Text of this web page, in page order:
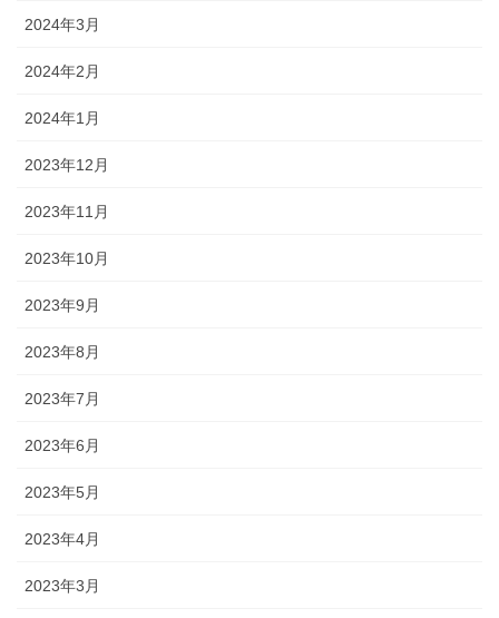
2024年3月
2024年2月
2024年1月
2023年12月
2023年11月
2023年10月
2023年9月
2023年8月
2023年7月
2023年6月
2023年5月
2023年4月
2023年3月